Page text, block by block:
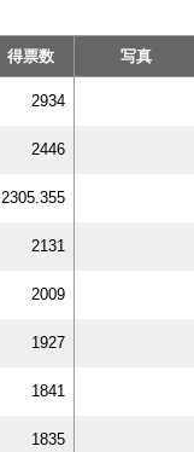
得票数
写真
2934
2446
2305.355
2131
2009
1927
1841
1835